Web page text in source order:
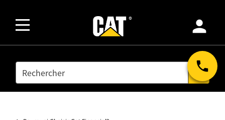
person
SEARCH search
phone